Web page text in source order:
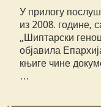
У прилогу
из 2008. године,
„Шиптарски
објавила
књиге чине
…